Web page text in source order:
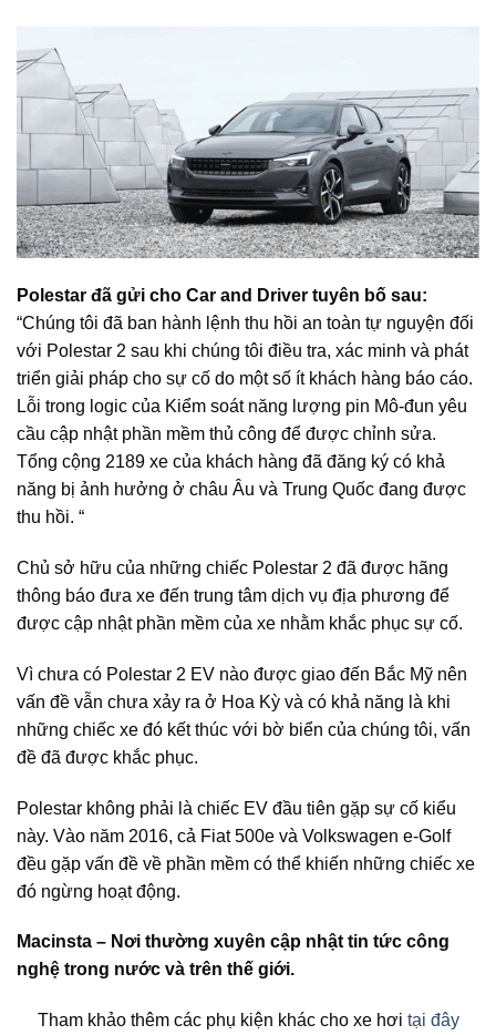
Polestar đã gửi cho Car and Driver tuyên bố sau:
“Chúng tôi đã ban hành lệnh thu hồi an toàn tự nguyện đối
với Polestar 2 sau khi chúng tôi điều tra, xác minh và phát
triển giải pháp cho sự cố do một số ít khách hàng báo cáo.
Lỗi trong logic của Kiểm soát năng lượng pin Mô-đun yêu
cầu cập nhật phần mềm thủ công để được chỉnh sửa.
Tổng cộng 2189 xe của khách hàng đã đăng ký có khả
năng bị ảnh hưởng ở châu Âu và Trung Quốc đang được
thu hồi. “
Chủ sở hữu của những chiếc Polestar 2 đã được hãng
thông báo đưa xe đến trung tâm dịch vụ địa phương để
được cập nhật phần mềm của xe nhằm khắc phục sự cố.
Vì chưa có Polestar 2 EV nào được giao đến Bắc Mỹ nên
vấn đề vẫn chưa xảy ra ở Hoa Kỳ và có khả năng là khi
những chiếc xe đó kết thúc với bờ biển của chúng tôi, vấn
đề đã được khắc phục.
Polestar không phải là chiếc EV đầu tiên gặp sự cố kiểu
này. Vào năm 2016, cả Fiat 500e và Volkswagen e-Golf
đều gặp vấn đề về phần mềm có thể khiến những chiếc xe
đó ngừng hoạt động.
Macinsta – Nơi thường xuyên cập nhật tin tức công
nghệ trong nước và trên thế giới.
Tham khảo thêm các phụ kiện khác cho xe hơi tại đây